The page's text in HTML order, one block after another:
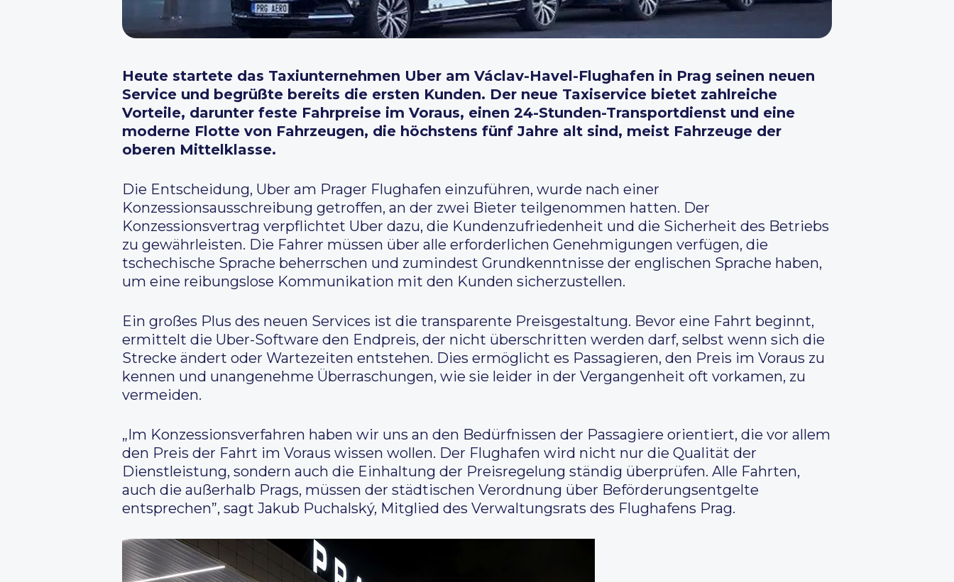
Heute startete das Taxiunternehmen Uber am Václav-Havel-Flughafen in Prag seinen neuen
Service und begrüßte bereits die ersten Kunden. Der neue Taxiservice bietet zahlreiche
Vorteile, darunter feste Fahrpreise im Voraus, einen 24-Stunden-Transportdienst und eine
moderne Flotte von Fahrzeugen, die höchstens fünf Jahre alt sind, meist Fahrzeuge der
oberen Mittelklasse.
Die Entscheidung, Uber am Prager Flughafen einzuführen, wurde nach einer
Konzessionsausschreibung getroffen, an der zwei Bieter teilgenommen hatten. Der
Konzessionsvertrag verpflichtet Uber dazu, die Kundenzufriedenheit und die Sicherheit des Betriebs
zu gewährleisten. Die Fahrer müssen über alle erforderlichen Genehmigungen verfügen, die
tschechische Sprache beherrschen und zumindest Grundkenntnisse der englischen Sprache haben,
um eine reibungslose Kommunikation mit den Kunden sicherzustellen.
Ein großes Plus des neuen Services ist die transparente Preisgestaltung. Bevor eine Fahrt beginnt,
ermittelt die Uber-Software den Endpreis, der nicht überschritten werden darf, selbst wenn sich die
Strecke ändert oder Wartezeiten entstehen. Dies ermöglicht es Passagieren, den Preis im Voraus zu
kennen und unangenehme Überraschungen, wie sie leider in der Vergangenheit oft vorkamen, zu
vermeiden.
„Im Konzessionsverfahren haben wir uns an den Bedürfnissen der Passagiere orientiert, die vor allem
den Preis der Fahrt im Voraus wissen wollen. Der Flughafen wird nicht nur die Qualität der
Dienstleistung, sondern auch die Einhaltung der Preisregelung ständig überprüfen. Alle Fahrten,
auch die außerhalb Prags, müssen der städtischen Verordnung über Beförderungsentgelte
entsprechen”, sagt Jakub Puchalský, Mitglied des Verwaltungsrats des Flughafens Prag.